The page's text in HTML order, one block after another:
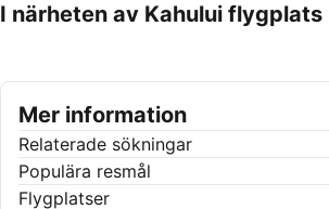
I närheten av Kahului flygplats
Mer information
Relaterade sökningar
Populära resmål
Flygplatser